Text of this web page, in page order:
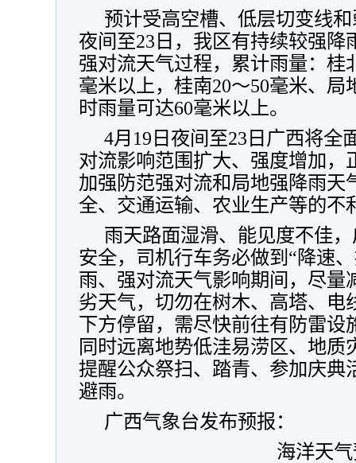
预计受高空槽、低层切变线
夜间至23日，我区有持续较强降
强对流天气过程，累计雨量：桂
毫米以上，桂南20～50毫米、局
时雨量可达60毫米以上。
4月19日夜间至23日广西将全
对流影响范围扩大、强度增加，
加强防范强对流和局地强降雨天
全、交通运输、农业生产等的不
雨天路面湿滑、能见度不佳
安全，司机行车务必做到“降速
雨、强对流天气影响期间，尽量
劣天气，切勿在树木、高塔、电
下方停留，需尽快前往有防雷设
同时远离地势低洼易涝区、地质
提醒公众祭扫、踏青、参加庆典
避雨。
广西气象台发布预报：
海洋天